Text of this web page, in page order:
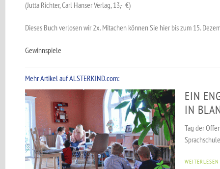
(Jutta Richter, Carl Hanser Verlag, 13,- €)
Dieses Buch verlosen wir 2x. Mitachen können Sie hier bis zum 15.
Gewinnspiele
Mehr Artikel auf ALSTERKIND.com:
EIN
IN
Tag der
WEITERLESEN